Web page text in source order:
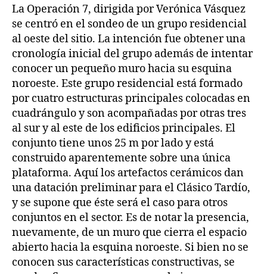
La Operación 7, dirigida por Verónica Vásquez
se centró en el sondeo de un grupo residencial
al oeste del sitio. La intención fue obtener una
cronología inicial del grupo además de intentar
conocer un pequeño muro hacia su esquina
noroeste. Este grupo residencial está formado
por cuatro estructuras principales colocadas en
cuadrángulo y son acompañadas por otras tres
al sur y al este de los edificios principales. El
conjunto tiene unos 25 m por lado y está
construido aparentemente sobre una única
plataforma. Aquí los artefactos cerámicos dan
una datación preliminar para el Clásico Tardío,
y se supone que éste será el caso para otros
conjuntos en el sector. Es de notar la presencia,
nuevamente, de un muro que cierra el espacio
abierto hacia la esquina noroeste. Si bien no se
conocen sus características constructivas, se